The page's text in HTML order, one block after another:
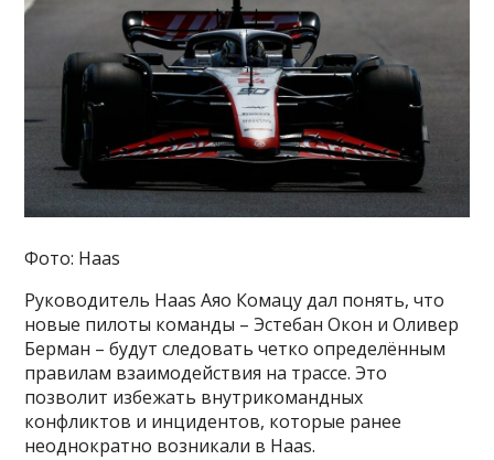
Фото: Haas
Руководитель Haas Аяо Комацу дал понять, что
новые пилоты команды – Эстебан Окон и Оливер
Берман – будут следовать четко определённым
правилам взаимодействия на трассе. Это
позволит избежать внутрикомандных
конфликтов и инцидентов, которые ранее
неоднократно возникали в Haas.